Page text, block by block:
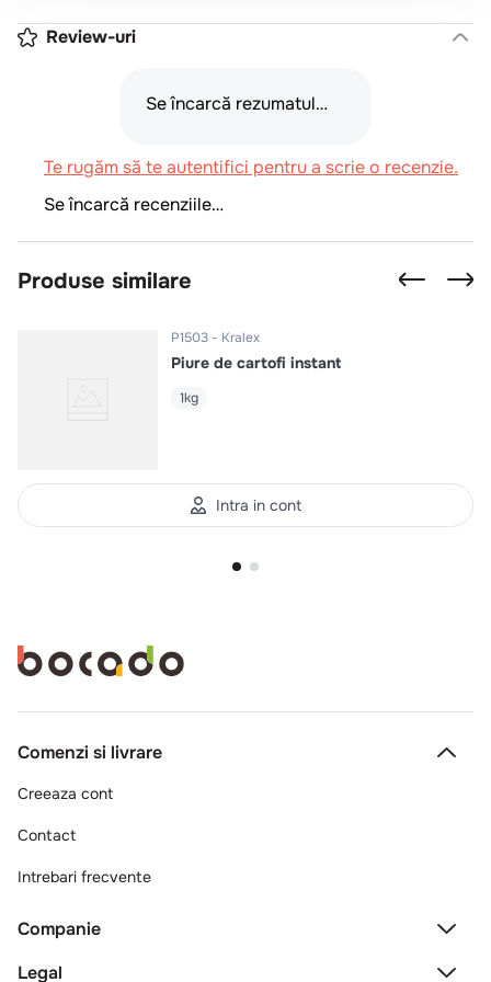
Review-uri
Se încarcă rezumatul…
Te rugăm să te autentifici pentru a scrie o recenzie.
Se încarcă recenziile…
Produse similare
P1503 Kralex
Piure de cartofi instant
1kg
Intra in cont
Comenzi si livrare
Creeaza cont
Contact
Intrebari frecvente
Companie
Legal